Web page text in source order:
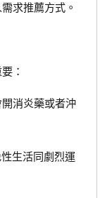
求推薦方式。
：
消炎藥或者沖
生活同劇烈運